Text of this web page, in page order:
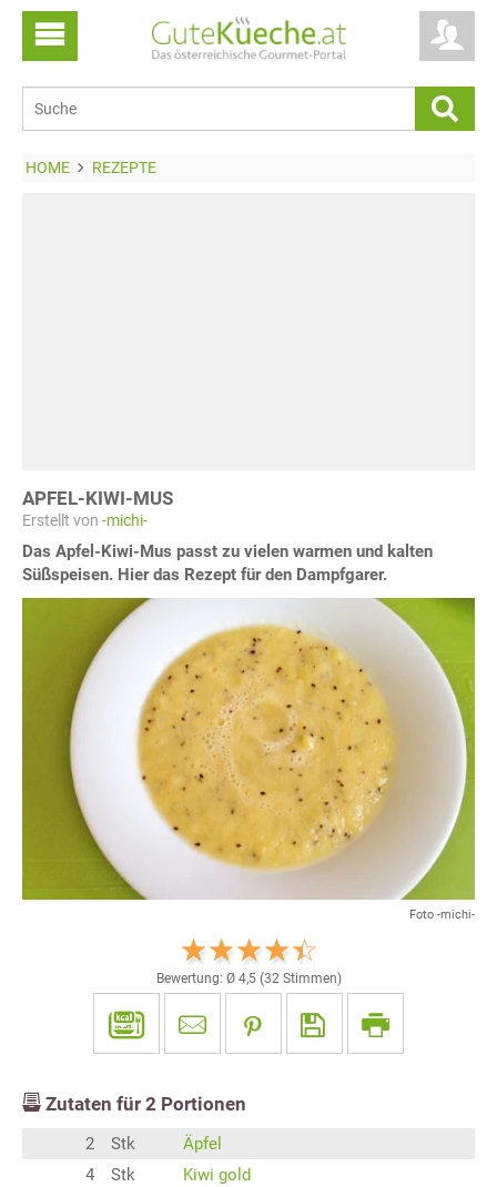
HOME REZEPTE
APFEL-KIWI-MUS
Erstellt von -michi-
Das Apfel-Kiwi-Mus passt zu vielen warmen und kalten
Süßspeisen. Hier das Rezept für den Dampfgarer.
Foto -michi-
Bewertung: Ø 4,5(32Stimmen)
Zutaten für 2 Portionen
2 Stk
Äpfel
4
Stk
Kiwi gold